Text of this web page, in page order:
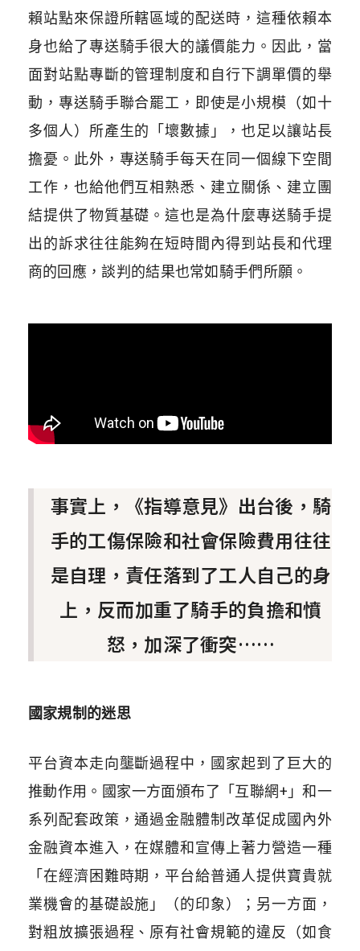
賴站點來保證所轄區域的配送時，這種依賴本
身也給了專送騎手很大的議價能力。因此，當
面對站點專斷的管理制度和自行下調單價的舉
動，專送騎手聯合罷工，即使是小規模（如十
多個人）所產生的「壞數據」，也足以讓站長
擔憂。此外，專送騎手每天在同一個線下空間
工作，也給他們互相熟悉、建立關係、建立團
結提供了物質基礎。這也是為什麼專送騎手提
出的訴求往往能夠在短時間內得到站長和代理
商的回應，談判的結果也常如騎手們所願。
事實上，《指導意見》出台後，騎
手的工傷保險和社會保險費用往往
是自理，責任落到了工人自己的身
上，反而加重了騎手的負擔和憤
怒，加深了衝突……
國家規制的迷思
平台資本走向壟斷過程中，國家起到了巨大的
推動作用。國家一方面頒布了「互聯網+」和一
系列配套政策，通過金融體制改革促成國內外
金融資本進入，在媒體和宣傳上著力營造一種
「在經濟困難時期，平台給普通人提供寶貴就
業機會的基礎設施」（的印象）；另一方面，
對粗放擴張過程、原有社會規範的違反（如食